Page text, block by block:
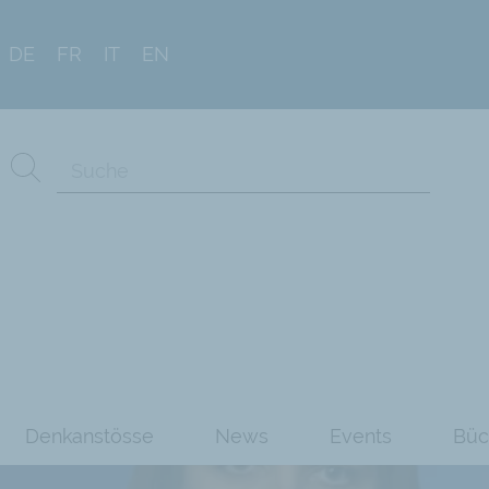
DE FR IT EN
Denkanstösse News Events